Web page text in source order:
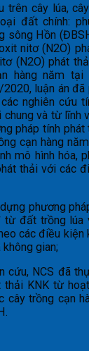
trên cây lúa,
đất chính:
sông Hồn
nitơ (N2O)
(N2O) phát
hàng năm tại
luận án đã
nghiên cứu
chung và từ lĩnh
pháp tính
cạn hàng
mô hình hóa,
thải với các
phương
từ đất trồng lúa
các điều kiện
gian;
cứu, NCS đã
thải KNK từ
cây trồng cạn